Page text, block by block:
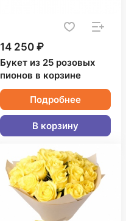
14 250 ₽
Букет из 25 розовых
пионов в корзине
Подробнее
В корзину